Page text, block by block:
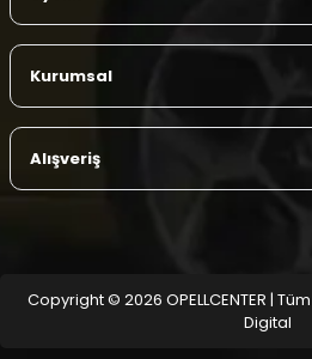
Kurumsal
Alışveriş
Copyright © 2026 OPELLCENTER | Tüm
Digital